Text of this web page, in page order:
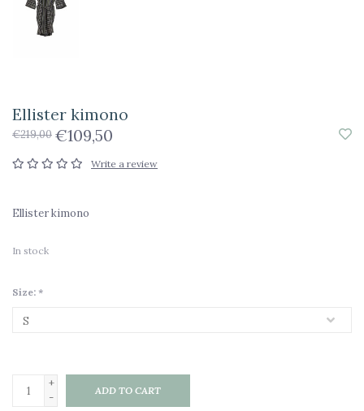
Ellister kimono
€219,00 €109,50
Write a review
Ellister kimono
In stock
Size: *
+
-
ADD TO CART